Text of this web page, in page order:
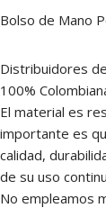
Bolso de Mano
Distribuidores
100%
El material es
importante es
calidad,
de su uso
No empleamos